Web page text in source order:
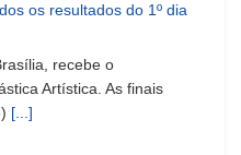
os resultados do 1º dia
recebe o
Artística. As finais
[...]